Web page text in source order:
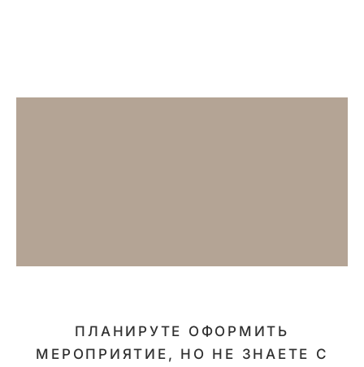
ПЛАНИРУТЕ ОФОРМИТЬ
МЕРОПРИЯТИЕ, НО НЕ ЗНАЕТЕ С